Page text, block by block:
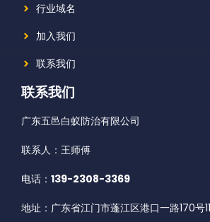
行业域名
加入我们
联系我们
联系我们
广东五邑白蚁防治有限公司
联系人：王师傅
电话： 139-2308-3369
地址：广东省江门市蓬江区港口一路170号